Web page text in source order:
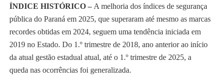
ÍNDICE HISTÓRICO –A melhoria dos índices de segurança
pública do Paraná em 2025, que superaram até mesmo as marcas
recordes obtidas em 2024, seguem uma tendência iniciada em
2019 no Estado. Do 1.º trimestre de 2018, ano anterior ao início
da atual gestão estadual atual, até o 1.º trimestre de 2025, a
queda nas ocorrências foi generalizada.